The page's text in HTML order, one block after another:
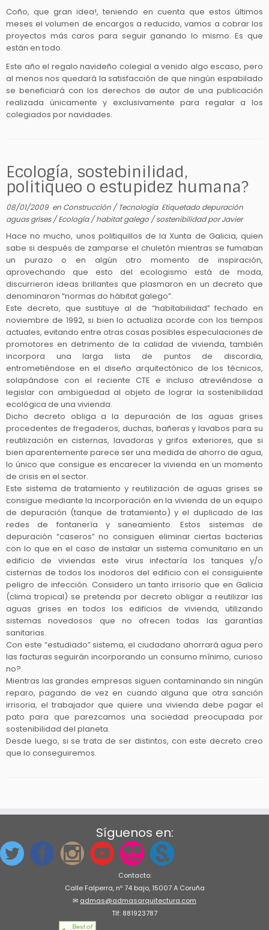
Coño, que gran idea!, teniendo en cuenta que estos últimos
meses el volumen de encargos a reducido, vamos a cobrar los
proyectos más caros para seguir ganando lo mismo. Es que
están en todo.
Este año el regalo navideño colegial a venido algo escaso, pero
al menos nos quedará la satisfacción de que ningún espabilado
se beneficiará con los derechos de autor de una publicación
realizada únicamente y exclusivamente para regalar a los
colegiados por navidades.
Ecología, sostebinilidad,
politiqueo o estupidez humana?
08/01/2009en Construcción /Tecnología Etiquetado depuración
aguas grises/Ecología/habitat galego /sostenibilidadporJavier
Hace no mucho, unos politiquillos de la Xunta de Galicia, quien
sabe si después de zamparse el chuletón mientras se fumaban
un purazo o en algún otro momento de inspiración,
aprovechando que esto del ecologismo está de moda,
discurrieron ideas brillantes que plasmaron en un decreto que
denominaron “normas do hábitat galego”.
Este decreto, que sustituye al de “habitabilidad” fechado en
noviembre de 1992, si bien lo actualiza acorde con los tiempos
actuales, evitando entre otras cosas posibles especulaciones de
promotores en detrimento de la calidad de vivienda, también
incorpora una larga lista de puntos de discordia,
entrometiéndose en el diseño arquitectónico de los técnicos,
solapándose con el reciente CTE e incluso atreviéndose a
legislar con ambigüedad al objeto de lograr la sostenibilidad
ecológica de una vivienda.
Dicho decreto obliga a la depuración de las aguas grises
procedentes de fregaderos, duchas, bañeras y lavabos para su
reutilización en cisternas, lavadoras y grifos exteriores, que si
bien aparentemente parece ser una medida de ahorro de agua,
lo único que consigue es encarecer la vivienda en un momento
de crisis en el sector.
Este sistema de tratamiento y reutilización de aguas grises se
consigue mediante la incorporación en la vivienda de un equipo
de depuración (tanque de tratamiento) y el duplicado de las
redes de fontanería y saneamiento. Estos sistemas de
depuración “caseros” no consiguen eliminar ciertas bacterias
con lo que en el caso de instalar un sistema comunitario en un
edificio de viviendas este virus infectaría los tanques y/o
cisternas de todos los inodoros del edificio con el consiguiente
peligro de infección. Considero un tanto irrisorio que en Galicia
(clima tropical) se pretenda por decreto obligar a reutilizar las
aguas grises en todos los edificios de vivienda, utilizando
sistemas novedosos que no ofrecen todas las garantías
sanitarias.
Con este “estudiado” sistema, el ciudadano ahorrará agua pero
las facturas seguirán incorporando un consumo mínimo, curioso
no?.
Mientras las grandes empresas siguen contaminando sin ningún
reparo, pagando de vez en cuando alguna que otra sanción
irrisoria, el trabajador que quiere una vivienda debe pagar el
pato para que parezcamos una sociedad preocupada por
sostenibilidad del planeta.
Desde luego, si se trata de ser distintos, con este decreto creo
que lo conseguiremos.
Síguenos en:
Contacto:
Calle Falperra, nº 74 bajo, 15007 A Coruña
✉ admas@admasarquitectura.com
Tlf: 881923787